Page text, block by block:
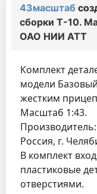
43масштаб
сборки Т-10.
ОАО НИИ АТТ
Комплект
модели
жестким
Масштаб 1:43.
Россия, г.
В комплект
пластиковые
отверстиями.